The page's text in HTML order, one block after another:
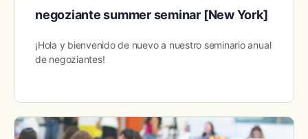
negoziante summer seminar [New York]
¡Hola y bienvenido de nuevo a nuestro seminario anual
de negoziantes!